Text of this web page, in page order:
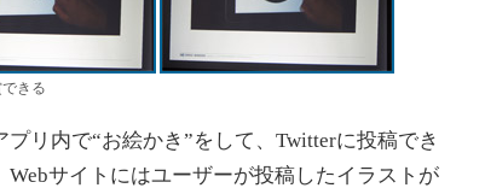
きる
リ内で“お絵かき”をして、Twitterに投稿でき
サイトにはユーザーが投稿したイラストが